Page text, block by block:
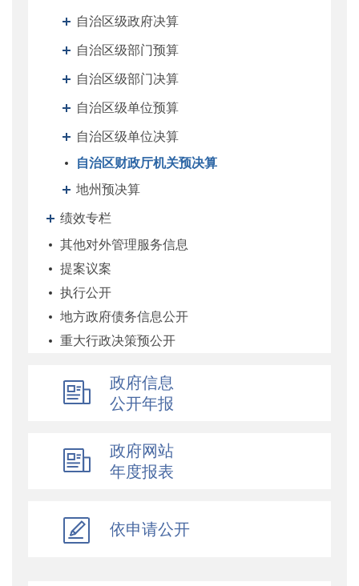
自治区级政府决算
自治区级部门预算
自治区级部门决算
自治区级单位预算
自治区级单位决算
自治区财政厅机关预决算
地州预决算
绩效专栏
其他对外管理服务信息
提案议案
执行公开
地方政府债务信息公开
重大行政决策预公开
财政数据
简政放权
重点领域信息公开
政府信息
公开年报
政府网站
年度报表
依申请公开